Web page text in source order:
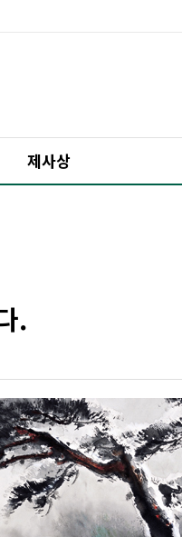
제사상
.